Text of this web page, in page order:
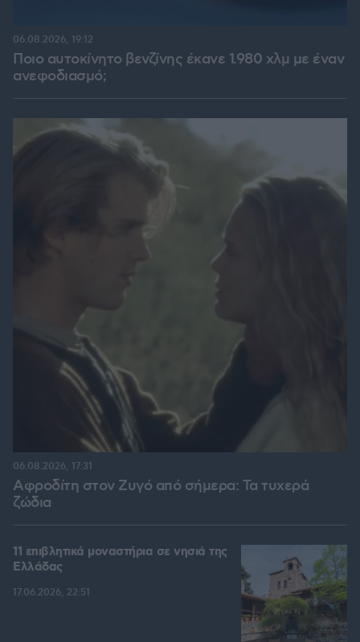
Ποιο αυτοκίνητο βενζίνης έκανε 1.980 χλμ με έναν
ανεφοδιασμό;
06.08.2026, 19:12
Αφροδίτη στον Ζυγό από σήμερα: Τα τυχερά
ζώδια
06.08.2026, 17:31
11 επιβλητικά μοναστήρια σε νησιά της
Ελλάδας
17.06.2026, 22:51